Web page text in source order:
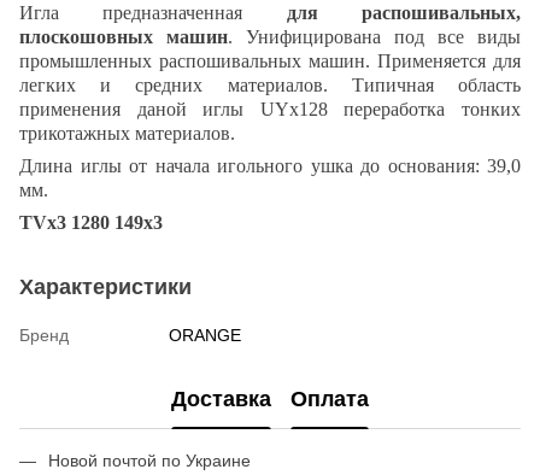
Игла предназначенная для распошивальных,
плоскошовных машин. Унифицирована под все виды
промышленных распошивальных машин. Применяется для
легких и средних материалов. Типичная область
применения даной иглы UYx128 переработка тонких
трикотажных материалов.
Длина иглы от начала игольного ушка до основания: 39,0
мм.
TVx3 1280 149x3
Характеристики
Бренд ORANGE
Доставка Оплата
Новой почтой по Украине